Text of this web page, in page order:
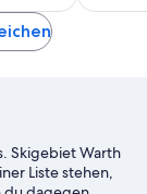
Skigebiet Warth
Liste stehen,